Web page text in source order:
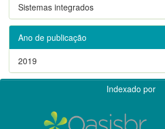
Sistemas integrados
Ano de publicação
2019
Indexado por